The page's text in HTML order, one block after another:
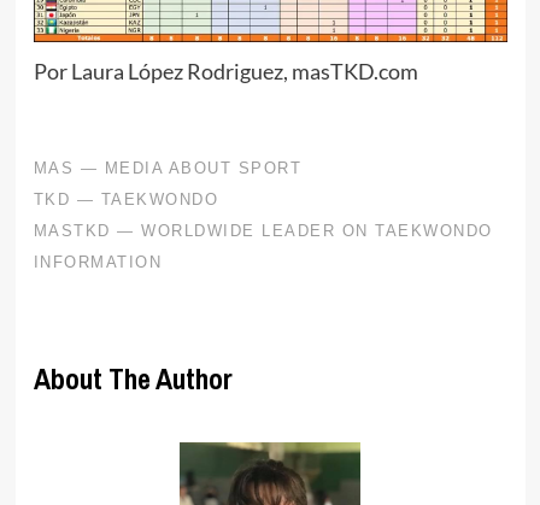
Por Laura López Rodriguez, masTKD.com
About The Author